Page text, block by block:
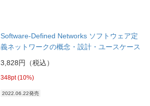
Software-Defined Networks ソフトウェア定
義ネットワークの概念・設計・ユースケース
3,828円（税込）
348pt (10%)
2022.06.22発売